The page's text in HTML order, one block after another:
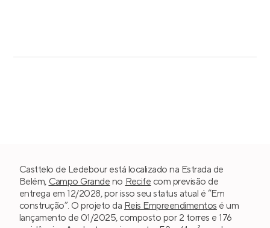
Casttelo de Ledebour está localizado na Estrada de
Belém, Campo Grande no Recife com previsão de
entrega em 12/2028, por isso seu status atual é “Em
construção”. O projeto da Reis Empreendimentos é um
lançamento de 01/2025, composto por 2 torres e 176